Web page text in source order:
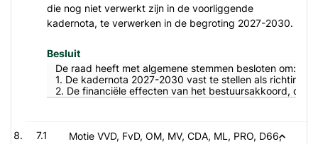
die nog niet verwerkt zijn in de voorliggende
kadernota, te verwerken in de begroting 2027-2030.
Besluit
De raad heeft met algemene stemmen besloten om:
1. De kadernota 2027-2030 vast te stellen als
2. De financiële effecten van het bestuursakkoord, die
7.1
Motie VVD, FvD, OM, MV, CDA, ML, PRO, D66,